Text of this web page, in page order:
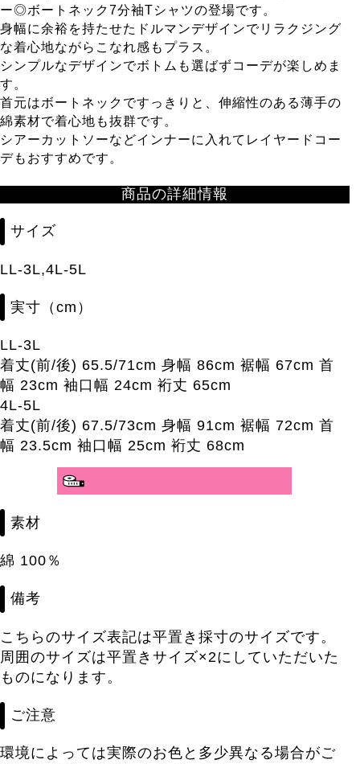
ー◎ボートネック7分袖Tシャツの登場です。
身幅に余裕を持たせたドルマンデザインでリラクジング
な着心地ながらこなれ感もプラス。
シンプルなデザインでボトムも選ばずコーデが楽しめま
す。
首元はボートネックですっきりと、伸縮性のある薄手の
綿素材で着心地も抜群です。
シアーカットソーなどインナーに入れてレイヤードコー
デもおすすめです。
商品の詳細情報
サイズ
LL-3L,4L-5L
実寸（cm）
LL-3L
着丈(前/後) 65.5/71cm 身幅 86cm 裾幅 67cm 首
幅 23cm 袖口幅 24cm 裄丈 65cm
4L-5L
着丈(前/後) 67.5/73cm 身幅 91cm 裾幅 72cm 首
幅 23.5cm 袖口幅 25cm 裄丈 68cm
素材
綿 100％
備考
こちらのサイズ表記は平置き採寸のサイズです。
周囲のサイズは平置きサイズ×2にしていただいた
ものになります。
ご注意
環境によっては実際のお色と多少異なる場合がご